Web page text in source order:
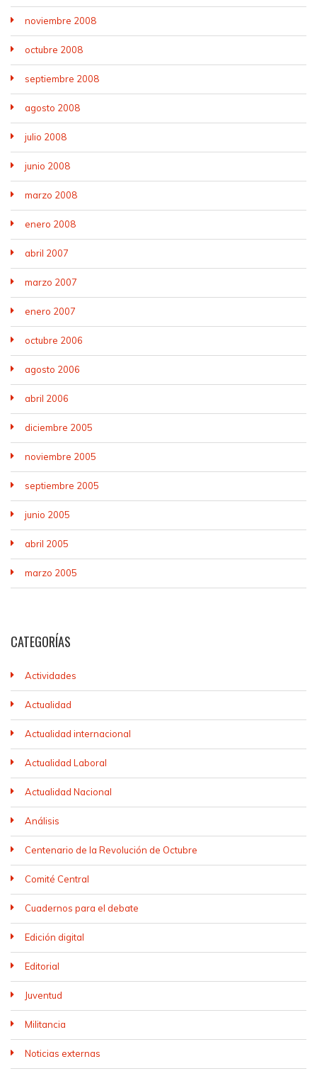
noviembre 2008
octubre 2008
septiembre 2008
agosto 2008
julio 2008
junio 2008
marzo 2008
enero 2008
abril 2007
marzo 2007
enero 2007
octubre 2006
agosto 2006
abril 2006
diciembre 2005
noviembre 2005
septiembre 2005
junio 2005
abril 2005
marzo 2005
CATEGORÍAS
Actividades
Actualidad
Actualidad internacional
Actualidad Laboral
Actualidad Nacional
Análisis
Centenario de la Revolución de Octubre
Comité Central
Cuadernos para el debate
Edición digital
Editorial
Juventud
Militancia
Noticias externas